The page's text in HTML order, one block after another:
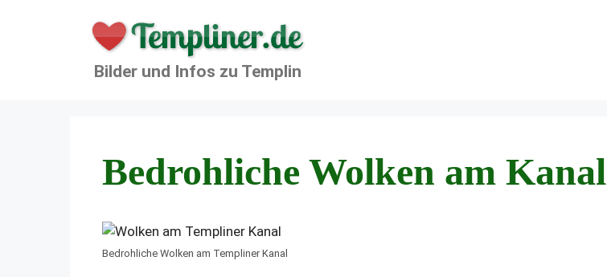
Bilder und Infos zu Templin
Bedrohliche Wolken am Kanal
Bedrohliche Wolken am Templiner Kanal